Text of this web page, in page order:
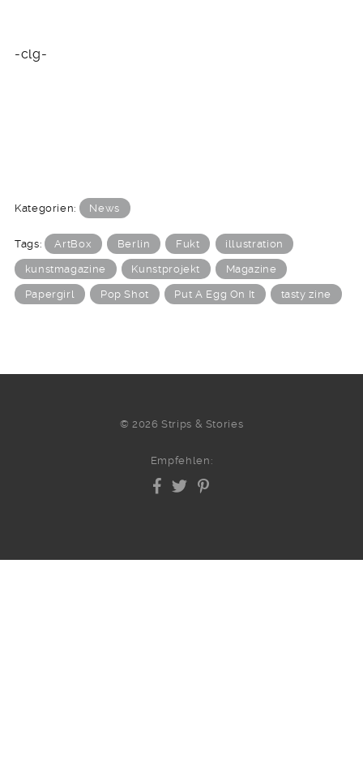
-clg-
Kategorien: News
Tags: ArtBox Berlin Fukt illustration
kunstmagazine Kunstprojekt Magazine
Papergirl Pop Shot Put A Egg On It tasty zine
© 2026 Strips & Stories
Empfehlen: